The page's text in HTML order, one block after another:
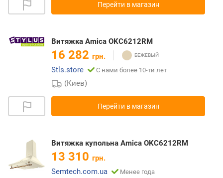
Перейти в магазин
Витяжка Amica OKC6212RM
16 282 грн.
Stls.store
С нами более 10-ти лет
(Киев)
Перейти в магазин
Витяжка купольна Amica OKC6212RM
13 310 грн.
Semtech.com.ua
Менее года